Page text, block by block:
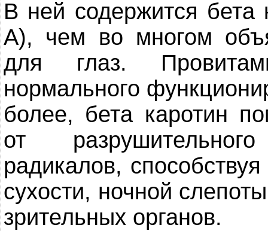
В ней содержится бета
А), чем во многом
для глаз.
нормального
более, бета каротин
от
радикалов,
сухости, ночной
зрительных органов.